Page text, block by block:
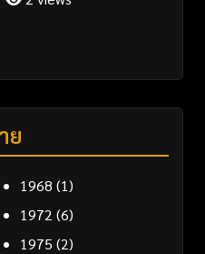
ย
1968 (1)
1972 (6)
1975 (2)